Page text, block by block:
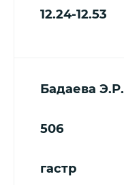
12.24-12.53
Бадаева Э.Р.
506
гастр